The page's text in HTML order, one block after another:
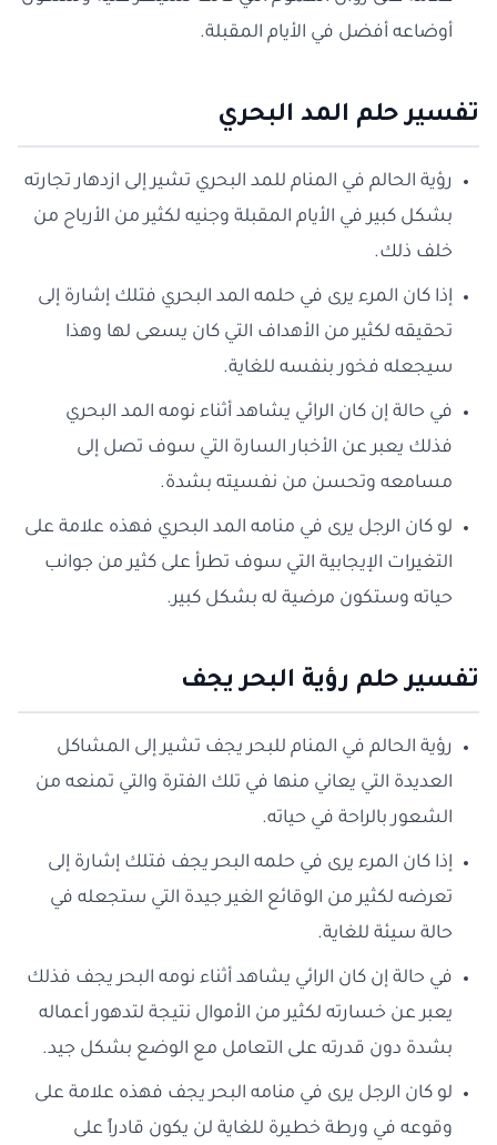
أوضاعه أفضل في الأيام المقبلة.
تفسير حلم المد البحري
رؤية الحالم في المنام للمد البحري تشير إلى ازدهار تجارته
بشكل كبير في الأيام المقبلة وجنيه لكثير من الأرباح من
خلف ذلك.
إذا كان المرء يرى في حلمه المد البحري فتلك إشارة إلى
تحقيقه لكثير من الأهداف التي كان يسعى لها وهذا
سيجعله فخور بنفسه للغاية.
في حالة إن كان الرائي يشاهد أثناء نومه المد البحري
فذلك يعبر عن الأخبار السارة التي سوف تصل إلى
مسامعه وتحسن من نفسيته بشدة.
لو كان الرجل يرى في منامه المد البحري فهذه علامة على
التغيرات الإيجابية التي سوف تطرأ على كثير من جوانب
حياته وستكون مرضية له بشكل كبير.
تفسير حلم رؤية البحر يجف
رؤية الحالم في المنام للبحر يجف تشير إلى المشاكل
العديدة التي يعاني منها في تلك الفترة والتي تمنعه من
الشعور بالراحة في حياته.
إذا كان المرء يرى في حلمه البحر يجف فتلك إشارة إلى
تعرضه لكثير من الوقائع الغير جيدة التي ستجعله في
حالة سيئة للغاية.
في حالة إن كان الرائي يشاهد أثناء نومه البحر يجف فذلك
يعبر عن خسارته لكثير من الأموال نتيجة لتدهور أعماله
بشدة دون قدرته على التعامل مع الوضع بشكل جيد.
لو كان الرجل يرى في منامه البحر يجف فهذه علامة على
وقوعه في ورطة خطيرة للغاية لن يكون قادراً على